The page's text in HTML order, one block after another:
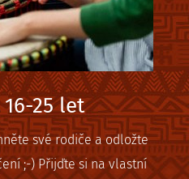
25 let
své rodiče a odložte
;-) Přijďte si na vlastní